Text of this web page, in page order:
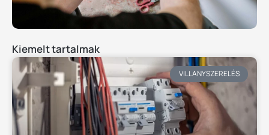
Kiemelt tartalmak
VILLANYSZERELÉS